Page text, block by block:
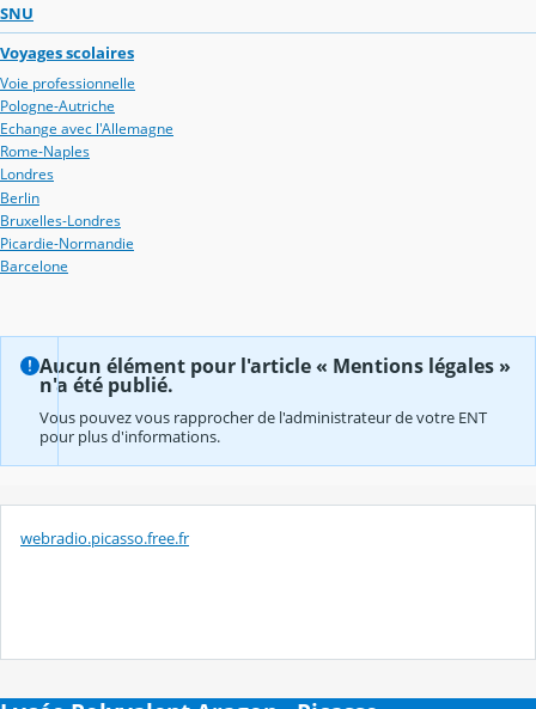
SNU
Voyages scolaires
Voie professionnelle
Pologne-Autriche
Echange avec l'Allemagne
Rome-Naples
Londres
Berlin
Bruxelles-Londres
Picardie-Normandie
Barcelone
Aucun élément pour l'article « Mentions légales »
n'a été publié.
Vous pouvez vous rapprocher de l'administrateur de votre ENT
pour plus d'informations.
webradio.picasso.free.fr